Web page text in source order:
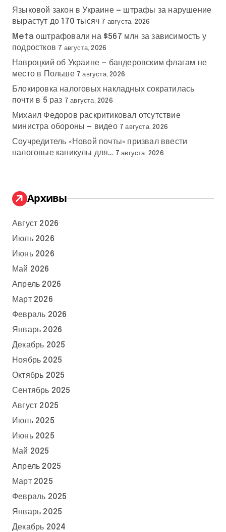
Языковой закон в Украине — штрафы за нарушение
вырастут до 170 тысяч 7 августа, 2026
Meta оштрафовали на $567 млн за зависимость у
подростков 7 августа, 2026
Навроцкий об Украине — бандеровским флагам не
место в Польше 7 августа, 2026
Блокировка налоговых накладных сократилась
почти в 5 раз 7 августа, 2026
Михаил Федоров раскритиковал отсутствие
министра обороны — видео 7 августа, 2026
Соучредитель «Новой почты» призвал ввести
налоговые каникулы для… 7 августа, 2026
Архивы
Август 2026
Июль 2026
Июнь 2026
Май 2026
Апрель 2026
Март 2026
Февраль 2026
Январь 2026
Декабрь 2025
Ноябрь 2025
Октябрь 2025
Сентябрь 2025
Август 2025
Июль 2025
Июнь 2025
Май 2025
Апрель 2025
Март 2025
Февраль 2025
Январь 2025
Декабрь 2024